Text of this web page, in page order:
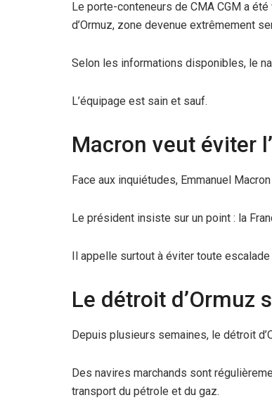
Le porte-conteneurs de CMA CGM a
d’Ormuz, zone devenue extrêmement
Selon les informations disponibles, le
L’équipage est sain et sauf.
Macron veut éviter
Face aux inquiétudes, Emmanuel
Le président insiste sur un point : la
Il appelle surtout à éviter toute
Le détroit d’Ormuz
Depuis plusieurs semaines, le détroit
Des navires marchands sont
transport du pétrole et du gaz.